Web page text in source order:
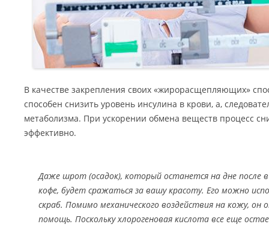
В качестве закрепления своих «жирорасщепляющих»
способен снизить уровень инсулина в крови, а,
метаболизма. При ускорении обмена веществ процесс
эффективно.
Даже шрот (осадок), который останется на дне после
кофе, будет сражаться за вашу красоту. Его можно
скраб. Помимо механического воздействия на кожу, он
помощь. Поскольку хлорогеновая кислота все еще